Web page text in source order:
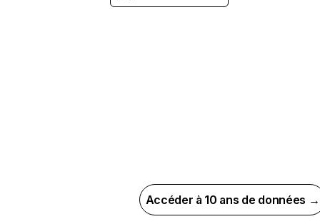
Accéder à 10 ans de données →